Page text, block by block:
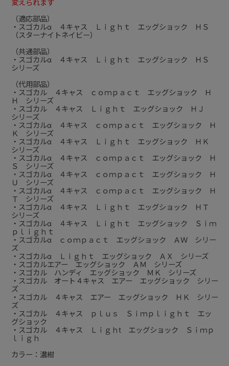
変えられます
（適応部品）
・スゴカルα ４キャス Ｌｉｇｈｔ エッグショック ＨＳ
（スターナイトネイビー）
（共通部品）
・スゴカルα ４キャス Ｌｉｇｈｔ エッグショック ＨＳ
シリーズ
（代用部品）
・スゴカル ４キャス ｃｏｍｐａｃｔ エッグショック Ｈ
Ｈ シリーズ
・スゴカル ４キャス Ｌｉｇｈｔ エッグショック ＨＪ
シリーズ
・スゴカルα ４キャス ｃｏｍｐａｃｔ エッグショック Ｈ
Ｋ シリーズ
・スゴカルα ４キャス Ｌｉｇｈｔ エッグショック ＨＫ
シリーズ
・スゴカルα ４キャス ｃｏｍｐａｃｔ エッグショック Ｈ
Ｓ シリーズ
・スゴカルα ４キャス ｃｏｍｐａｃｔ エッグショック Ｈ
Ｕ シリーズ
・スゴカルα ４キャス ｃｏｍｐａｃｔ エッグショック Ｈ
Ｔ シリーズ
・スゴカルα ４キャス Ｌｉｇｈｔ エッグショック ＨＴ
シリーズ
・スゴカルα ４キャス Ｌｉｇｈｔ エッグショック Ｓｉｍ
ｐｌｉｇｈｔ
・スゴカルα ｃｏｍｐａｃｔ エッグショック ＡＷ シリー
ズ
・スゴカルα Ｌｉｇｈｔ エッグショック ＡＸ シリーズ
・スゴカルエアー エッグショック ＡＭ シリーズ
・スゴカル ハンディ エッグショック ＭＫ シリーズ
・スゴカル オート４キャス エアー エッグショック シリー
ズ
・スゴカル ４キャス エアー エッグショック ＨＫ シリー
ズ
・スゴカル ４キャス ｐｌｕｓ Ｓｉｍｐｌｉｇｈｔ エッ
グショック
・スゴカル ４キャス Ｌｉｇｈt エッグショック Ｓｉｍｐ
ｌｉｇｈ
カラー：濃紺